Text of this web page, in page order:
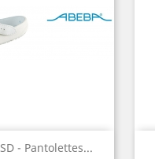
- Pantolettes...
rapide